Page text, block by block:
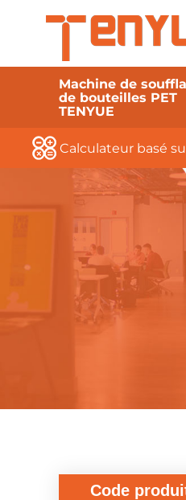
Machine de
de bouteilles PET
TENYUE
Calculateur basé
Code